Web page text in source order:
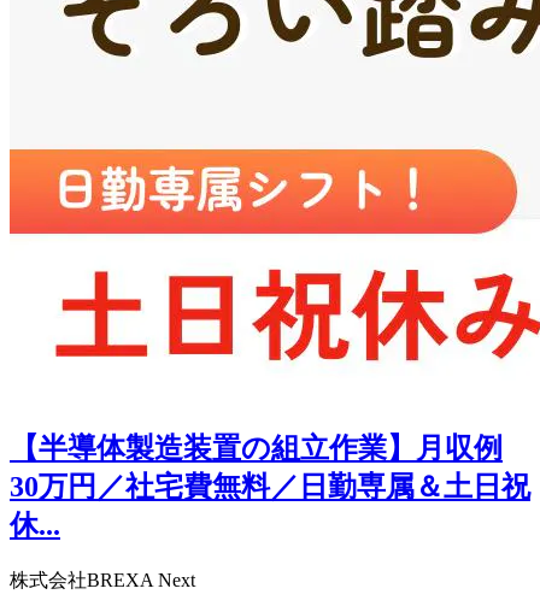
【半導体製造装置の組立作業】月収例
30万円／社宅費無料／日勤専属＆土日祝
休...
株式会社BREXA Next